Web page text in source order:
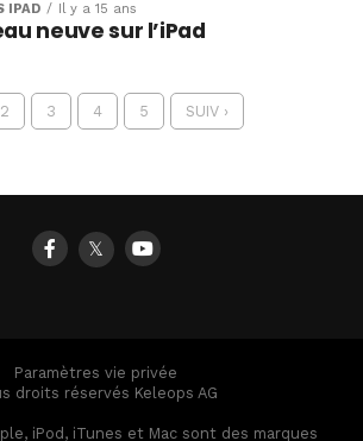
IPAD Il y a 15 ans
neuve sur l’iPad
2 3 4 5 SUIV ›
𝕏
Paramètres vie privée
droits réservés Keleops AG
iPod, iTunes et Mac sont des marques